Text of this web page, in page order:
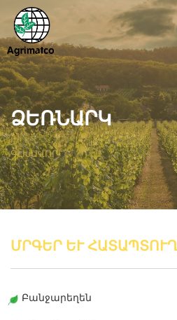
ՄԵՐ
ՁԵՌՆԱՐԿ
ԳԼԽԱՎՈՐ
ՄՐԳԵՐ ԵՒ
Բանջարեղեն